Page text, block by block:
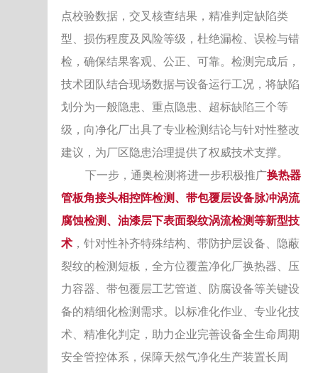
点校验数据，交叉核查结果，精准判定缺陷类
型、损伤程度及风险等级，杜绝漏检、误检与错
检，确保结果客观、公正、可靠。检测完成后，
技术团队结合现场数据与设备运行工况，将缺陷
划分为一般隐患、重点隐患、超标缺陷三个等
级，向净化厂出具了专业检测结论与针对性整改
建议，为厂区隐患治理提供了权威技术支撑。
下一步，通奥检测将进一步积极推广换热器
管板角接头相控阵检测、带包覆层设备脉冲涡流
腐蚀检测、油漆层下表面裂纹涡流检测等新型技
术 ，针对性补齐特殊结构、带防护层设备、隐蔽
裂纹的检测短板，全方位覆盖净化厂换热器、压
力容器、带包覆层工艺管道、防腐设备等关键设
备的精细化检测需求。以标准化作业、专业化技
术、精准化判定，助力企业完善设备全生命周期
安全管控体系，保障天然气净化生产装置长周